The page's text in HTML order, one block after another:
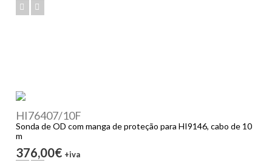
HI76407/10F
Sonda de OD com manga de proteção para HI9146, cabo de 10
m
376,00€ +iva